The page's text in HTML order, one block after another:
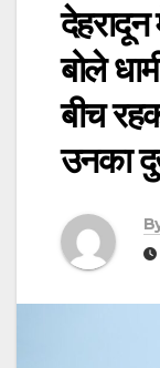
बोले
बीच
उनका